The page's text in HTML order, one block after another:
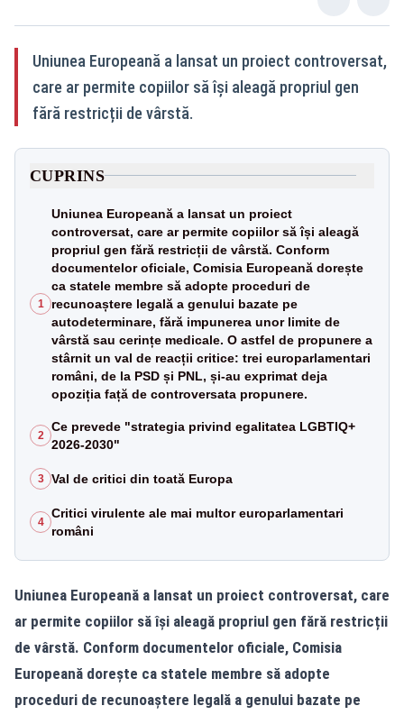
Uniunea Europeană a lansat un proiect controversat,
care ar permite copiilor să își aleagă propriul gen
fără restricții de vârstă.
CUPRINS
1
Uniunea Europeană a lansat un proiect
controversat, care ar permite copiilor să își aleagă
propriul gen fără restricții de vârstă. Conform
documentelor oficiale, Comisia Europeană dorește
ca statele membre să adopte proceduri de
recunoaștere legală a genului bazate pe
autodeterminare, fără impunerea unor limite de
vârstă sau cerințe medicale. O astfel de propunere a
stârnit un val de reacții critice: trei europarlamentari
români, de la PSD și PNL, și-au exprimat deja
opoziția față de controversata propunere.
2
Ce prevede "strategia privind egalitatea LGBTIQ+
2026-2030"
3 Val de critici din toată Europa
4
Critici virulente ale mai multor europarlamentari
români
Uniunea Europeană a lansat un proiect controversat, care
ar permite copiilor să își aleagă propriul gen fără restricții
de vârstă. Conform documentelor oficiale, Comisia
Europeană dorește ca statele membre să adopte
proceduri de recunoaștere legală a genului bazate pe